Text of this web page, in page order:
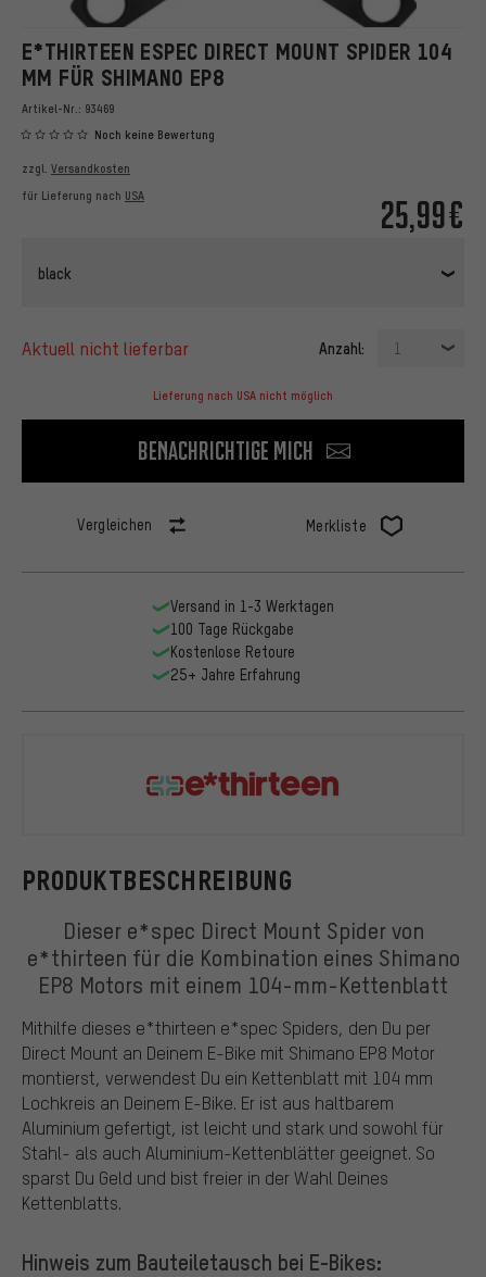
E*THIRTEEN ESPEC DIRECT MOUNT SPIDER 104
MM FÜR SHIMANO EP8
Artikel-Nr.: 93469
Noch keine Bewertung
25,99€
zzgl. Versandkosten
für Lieferung nach USA
black
aktuell nicht lieferbar Anzahl: 1
Lieferung nach USA nicht möglich
Benachrichtige mich
Vergleichen Merkliste
PRODUKTBESCHREIBUNG
Dieser e*spec Direct Mount Spider von
e*thirteen für die Kombination eines Shimano
EP8 Motors mit einem 104-mm-Kettenblatt
Mithilfe dieses e*thirteen e*spec Spiders, den Du per
Direct Mount an Deinem E-Bike mit Shimano EP8 Motor
montierst, verwendest Du ein Kettenblatt mit 104 mm
Lochkreis an Deinem E-Bike. Er ist aus haltbarem
Aluminium gefertigt, ist leicht und stark und sowohl für
Stahl- als auch Aluminium-Kettenblätter geeignet. So
sparst Du Geld und bist freier in der Wahl Deines
Kettenblatts.
Hinweis zum Bauteiletausch bei E-Bikes:
Versand in 1-3 Werktagen
100 Tage Rückgabe
Kostenlose Retoure
25+ Jahre Erfahrung